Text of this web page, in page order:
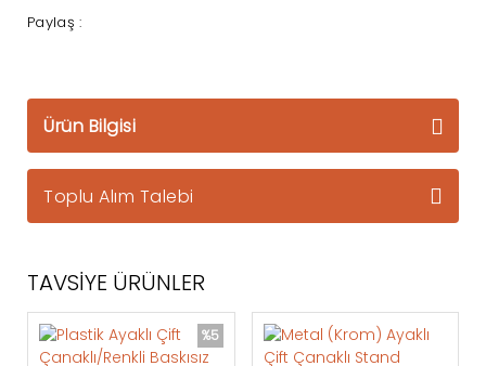
Paylaş :
Ürün Bilgisi
Toplu Alım Talebi
TAVSİYE ÜRÜNLER
%5